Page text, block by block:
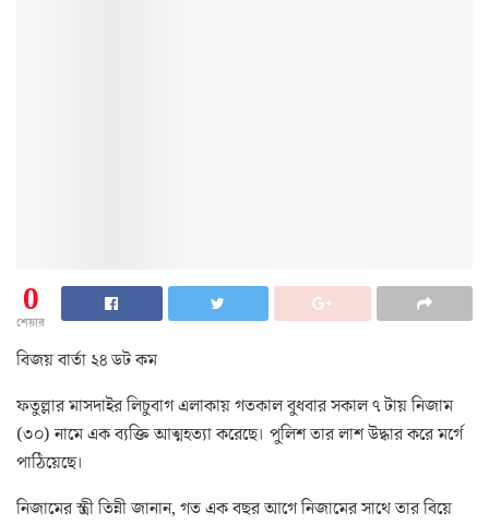
0
শেয়ার
বিজয় বার্তা ২৪ ডট কম
ফতুল্লার মাসদাইর লিচুবাগ এলাকায় গতকাল বুধবার সকাল ৭ টায় নিজাম
(৩০) নামে এক ব্যক্তি আত্মহত্যা করেছে। পুলিশ তার লাশ উদ্ধার করে মর্গে
পাঠিয়েছে।
নিজামের স্ত্রী তিন্নী জানান, গত এক বছর আগে নিজামের সাথে তার বিয়ে